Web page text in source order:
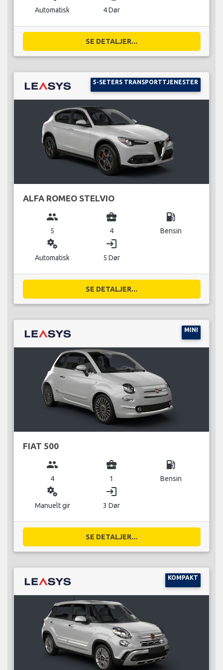
Automatisk 4 Dør
SE DETALJER...
5-SETERS TRANSPORTTJENESTER
ALFA ROMEO STELVIO
group
5
business_center
4
local_gas_station
Bensin
miscellaneous_services
Automatisk
login
5 Dør
SE DETALJER...
MINI
FIAT 500
group
4
business_center
1
local_gas_station
Bensin
miscellaneous_services
Manuelt gir
login
3 Dør
SE DETALJER...
KOMPAKT